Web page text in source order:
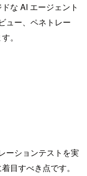
な AI エージェント
ュー、ペネトレー
。
ーションテストを実
目すべき点です。